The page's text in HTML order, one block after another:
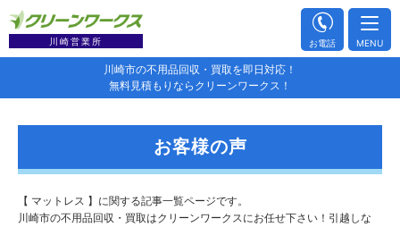
川崎市の不用品回収・買取を即日対応！
無料見積もりならクリーンワークス！
川崎営業所 お電話 MENU
お客様の声
【 マットレス 】に関する記事一覧ページです。
川崎市の不用品回収・買取はクリーンワークスにお任せ下さい！引越しな